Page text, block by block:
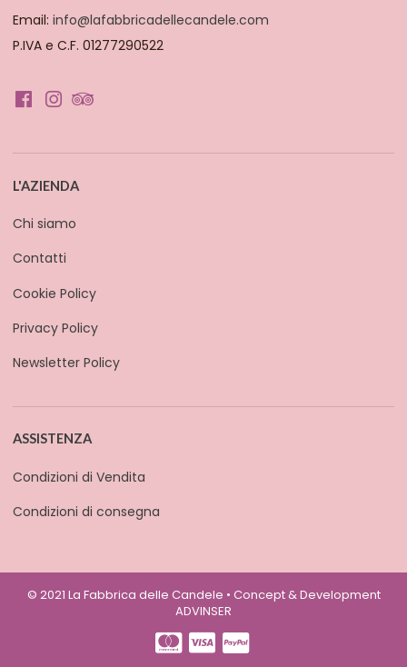
Email: info@lafabbricadellecandele.com
P.IVA e C.F. 01277290522
L'AZIENDA
Chi siamo
Contatti
Cookie Policy
Privacy Policy
Newsletter Policy
ASSISTENZA
Condizioni di Vendita
Condizioni di consegna
© 2021 La Fabbrica delle Candele • Concept & Development
ADVINSER